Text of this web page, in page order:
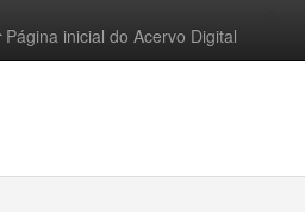
Página inicial do Acervo Digital